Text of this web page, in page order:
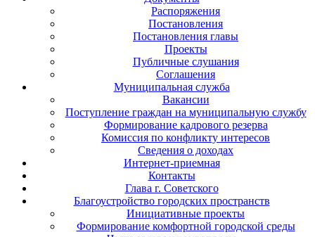
Распоряжения
Постановления
Постановления главы
Проекты
Публичные слушания
Соглашения
Муниципальная служба
Вакансии
Поступление граждан на муниципальную службу
Формирование кадрового резерва
Комиссия по конфликту интересов
Сведения о доходах
Интернет-приемная
Контакты
Глава г. Советского
Благоустройство городских пространств
Инициативные проекты
Формирование комфортной городской среды